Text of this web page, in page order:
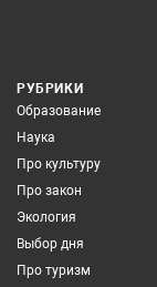
РУБРИКИ
Образование
Наука
Про культуру
Про закон
Экология
Выбор дня
Про туризм